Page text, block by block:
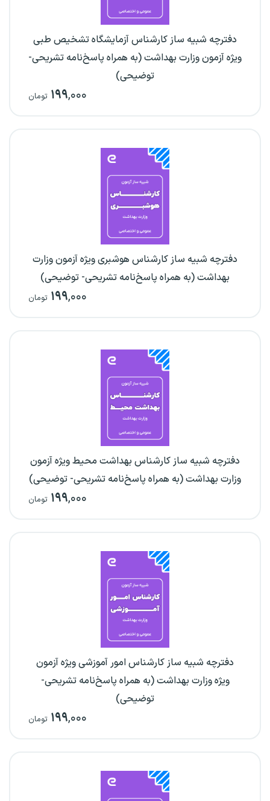
دفترچه شبیه ساز کارشناس آزمایشگاه تشخیص طبی
ویژه آزمون وزارت بهداشت (به همراه پاسخ‌نامه تشریحی-
توضیحی)
۱۹۹,۰۰۰ تومان
دفترچه شبیه ساز کارشناس هوشبری ویژه آزمون وزارت
بهداشت (به همراه پاسخ‌نامه تشریحی- توضیحی)
۱۹۹,۰۰۰ تومان
دفترچه شبیه ساز کارشناس بهداشت محیط ویژه آزمون
وزارت بهداشت (به همراه پاسخ‌نامه تشریحی- توضیحی)
۱۹۹,۰۰۰ تومان
دفترچه شبیه ساز کارشناس امور آموزشی ویژه آزمون
ویژه وزارت بهداشت (به همراه پاسخ‌نامه تشریحی-
توضیحی)
۱۹۹,۰۰۰ تومان